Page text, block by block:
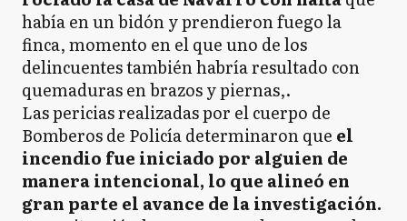
había en un bidón y prendieron fuego la
finca, momento en el que uno de los
delincuentes también habría resultado con
quemaduras en brazos y piernas,.
Las pericias realizadas por el cuerpo de
Bomberos de Policía determinaron que el
incendio fue iniciado por alguien de
manera intencional, lo que alineó en
gran parte el avance de la investigación.